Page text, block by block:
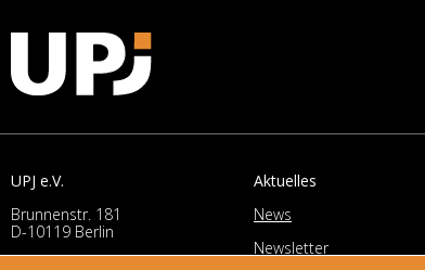
UPJ e.V.
Brunnenstr. 181
D-10119 Berlin
Aktuelles
News
Newsletter